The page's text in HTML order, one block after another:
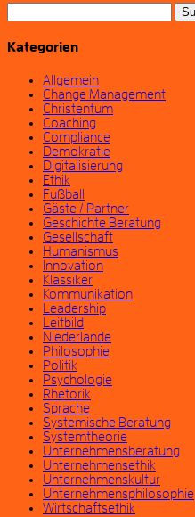
Suchen
nach:
Kategorien
Allgemein
Change Management
Christentum
Coaching
Compliance
Demokratie
Digitalisierung
Ethik
Fußball
Gäste / Partner
Geschichte Beratung
Gesellschaft
Humanismus
Innovation
Klassiker
Kommunikation
Leadership
Leitbild
Niederlande
Philosophie
Politik
Psychologie
Rhetorik
Sprache
Systemische Beratung
Systemtheorie
Unternehmensberatung
Unternehmensethik
Unternehmenskultur
Unternehmensphilosophie
Wirtschaftsethik